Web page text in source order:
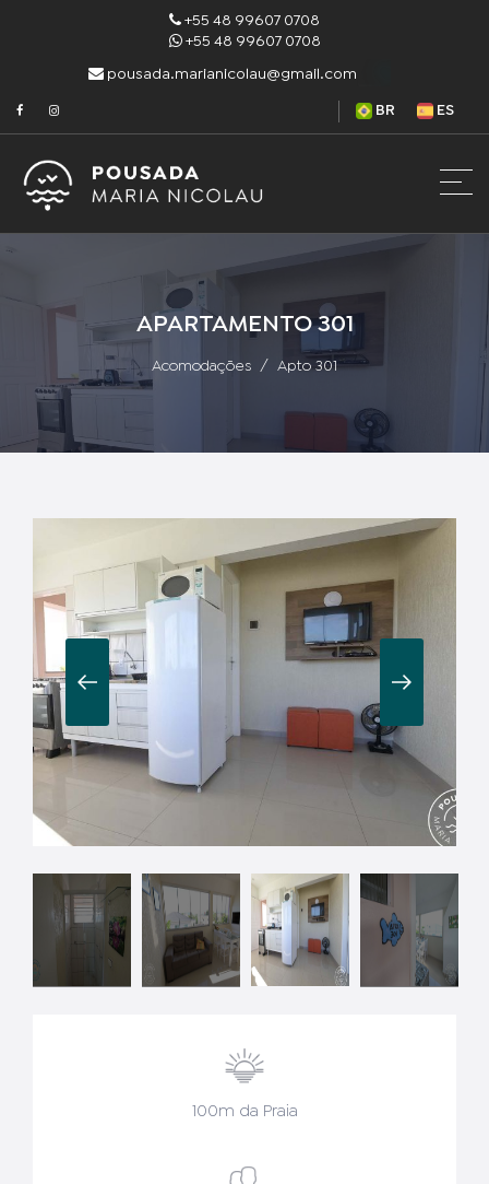
+55 48 99607 0708
+55 48 99607 0708
pousada.marianicolau@gmail.com
BR ES
APARTAMENTO 301
Acomodações Apto 301
100m da Praia